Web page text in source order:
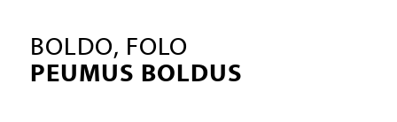
BOLDO, FOLO
PEUMUS BOLDUS